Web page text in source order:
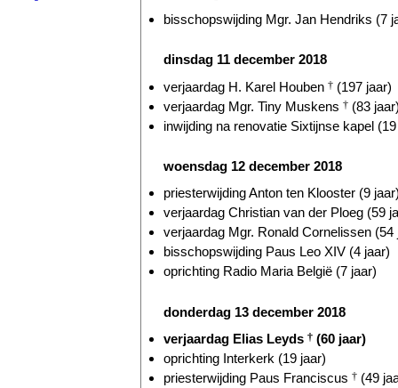
bisschopswijding Mgr. Jan Hendriks (7
dinsdag 11 december 2018
verjaardag H. Karel Houben † (197 jaar)
verjaardag Mgr. Tiny Muskens † (83
inwijding na renovatie Sixtijnse kapel
woensdag 12 december 2018
priesterwijding Anton ten Klooster (9
verjaardag Christian van der Ploeg (59
verjaardag Mgr. Ronald Cornelissen (54
bisschopswijding Paus Leo XIV (4 jaar)
oprichting Radio Maria België (7 jaar)
donderdag 13 december 2018
verjaardag Elias Leyds † (60 jaar)
oprichting Interkerk (19 jaar)
priesterwijding Paus Franciscus † (49